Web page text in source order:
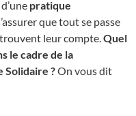
pratique
que tout se passe
leur compte.Quel
le cadre de la
?On vous dit